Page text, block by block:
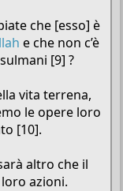
che [esso] è
e che non c’è
[9] ?
vita terrena,
le opere loro
[10].
altro che il
azioni.